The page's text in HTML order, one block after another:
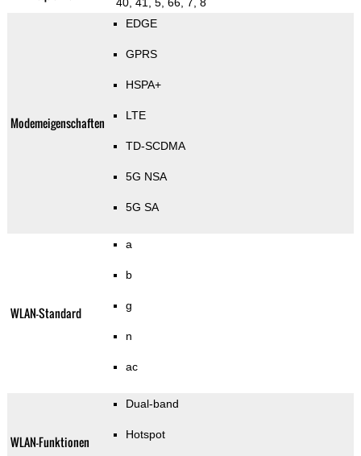
Modemeigenschaften
EDGE
GPRS
HSPA+
LTE
TD-SCDMA
5G NSA
5G SA
WLAN-Standard
a
b
g
n
ac
WLAN-Funktionen
Dual-band
Hotspot